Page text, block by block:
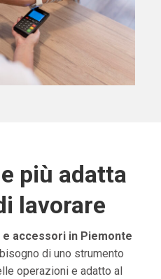
più adatta
lavorare
e accessori in Piemonte
di uno strumento
operazioni e adatto al